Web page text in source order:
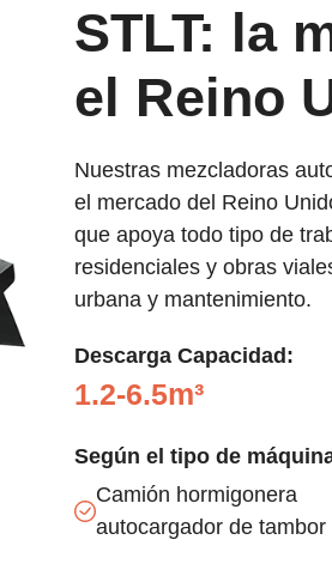
STLT: la
el Reino
Nuestras mezcladoras
el mercado del Reino
que apoya todo tipo de
residenciales y obras
urbana y mantenimiento.
Descarga Capacidad:
1.2-6.5m³
Según el tipo de
Camión hormigonera
autocargador de tambor